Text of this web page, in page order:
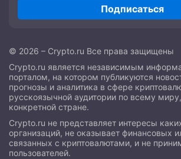
Подписаться
© 2026 – Crypto.ru Все права защищены
Crypto.ru является независимым
порталом, на котором публикуются
прогнозы и аналитика в сфере
русскоязычной аудитории по всему
конкретной стране.
Crypto.ru не представляет интересы
организаций, не оказывает финансовых
связанных с криптовалютами, и не
пользователей.